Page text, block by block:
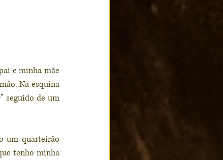
e minha mãe
Na esquina
seguido de um
um quarteirão
tenho minha